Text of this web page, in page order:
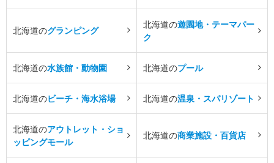
北海道のグランピング
北海道の遊園地・テーマパー
ク
北海道の水族館・動物園 北海道のプール
北海道のビーチ・海水浴場 北海道の温泉・スパリゾート
北海道のアウトレット・ショ
ッピングモール
北海道の商業施設・百貨店